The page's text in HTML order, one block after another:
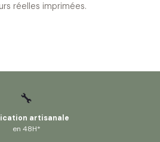
réelles imprimées.
🔧
artisanale
en 48H*